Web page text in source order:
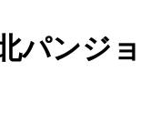
パンジョ